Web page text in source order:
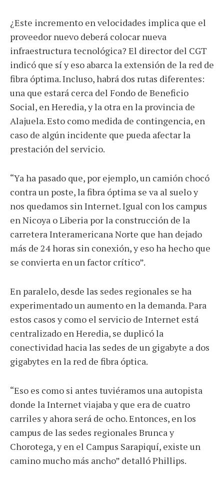
¿Este incremento en velocidades implica que el
proveedor nuevo deberá colocar nueva
infraestructura tecnológica? El director del CGT
indicó que sí y eso abarca la extensión de la red de
fibra óptima. Incluso, habrá dos rutas diferentes:
una que estará cerca del Fondo de Beneficio
Social, en Heredia, y la otra en la provincia de
Alajuela. Esto como medida de contingencia, en
caso de algún incidente que pueda afectar la
prestación del servicio.
“Ya ha pasado que, por ejemplo, un camión chocó
contra un poste, la fibra óptima se va al suelo y
nos quedamos sin Internet. Igual con los campus
en Nicoya o Liberia por la construcción de la
carretera Interamericana Norte que han dejado
más de 24 horas sin conexión, y eso ha hecho que
se convierta en un factor crítico”.
En paralelo, desde las sedes regionales se ha
experimentado un aumento en la demanda. Para
estos casos y como el servicio de Internet está
centralizado en Heredia, se duplicó la
conectividad hacia las sedes de un gigabyte a dos
gigabytes en la red de fibra óptica.
“Eso es como si antes tuviéramos una autopista
donde la Internet viajaba y que era de cuatro
carriles y ahora será de ocho. Entonces, en los
campus de las sedes regionales Brunca y
Chorotega, y en el Campus Sarapiquí, existe un
camino mucho más ancho” detalló Phillips.